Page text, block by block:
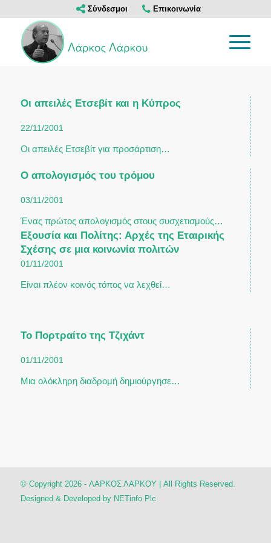
Σύνδεσμοι Επικοινωνία
Οι απειλές Ετσεβίτ και η Κύπρος
22/11/2001
Οι απειλές Ετσεβίτ για προσάρτιση…
Ο απολογισμός του τρόμου
03/11/2001
Ένας πρώτος απολογισμός στους συσχετισμούς…
Εξουσία και Πολίτης: Αρχές της Εταιρικής
Σχέσης σε μια κοινωνία πολιτών
01/11/2001
Είναι πλέον κοινός τόπος να λεχθεί…
Το Πορτραίτο της Τζιχάντ
01/11/2001
Μια ολόκληρη διαδρομή δημιούργησε…
© Copyright 2026 - ΛΑΡΚΟΣ ΛΑΡΚΟΥ | All Rights Reserved.
Designed & Developed by NETinfo Plc